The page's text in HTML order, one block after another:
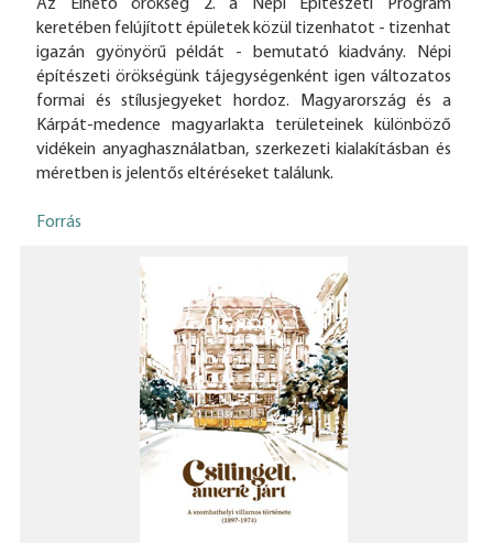
Az Élhető örökség 2. a Népi Építészeti Program
keretében felújított épületek közül tizenhatot - tizenhat
igazán gyönyörű példát - bemutató kiadvány. Népi
építészeti örökségünk tájegységenként igen változatos
formai és stílusjegyeket hordoz. Magyarország és a
Kárpát-medence magyarlakta területeinek különböző
vidékein anyaghasználatban, szerkezeti kialakításban és
méretben is jelentős eltéréseket találunk.
Forrás